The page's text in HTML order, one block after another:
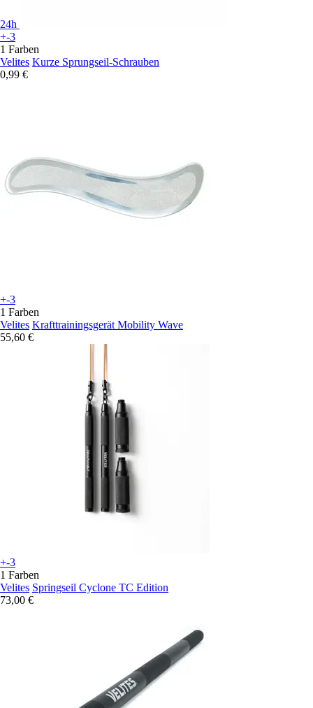
24h
+-3
1 Farben
Velites Kurze Sprungseil-Schrauben
0,99 €
+-3
1 Farben
Velites Krafttrainingsgerät Mobility Wave
55,60 €
+-3
1 Farben
Velites Springseil Cyclone TC Edition
73,00 €